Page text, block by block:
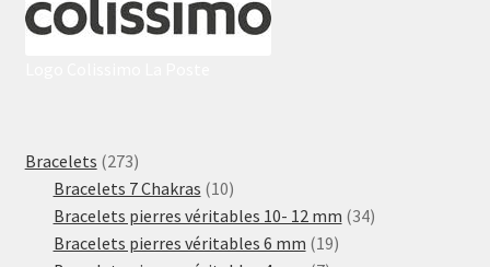
Bracelets 273273
produits
Bracelets 7 Chakras 1010
produits
Bracelets pierres véritables 10- 12 mm 3434
Bracelets pierres véritables 6 mm 1919